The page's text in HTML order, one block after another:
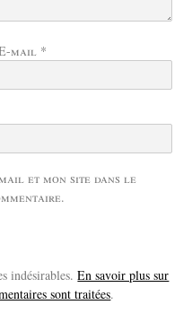
mail *
et mon site dans le
indésirables.En savoir plus sur
sont traitées.